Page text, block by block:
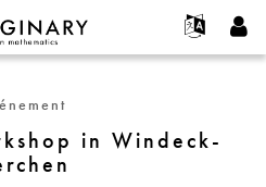
국어
in Windeck-